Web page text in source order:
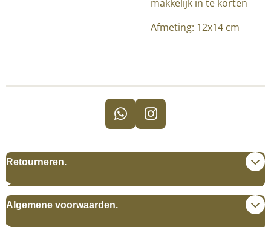
makkelijk in te korten
Afmeting: 12x14 cm
W
h
a
A
I
n
s
g
Retourneren.
Algemene voorwaarden.